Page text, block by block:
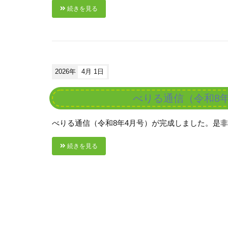
続きを見る
2026年 4月 1日
べりる通信（令和8
べりる通信（令和8年4月号）が完成しました。是
続きを見る